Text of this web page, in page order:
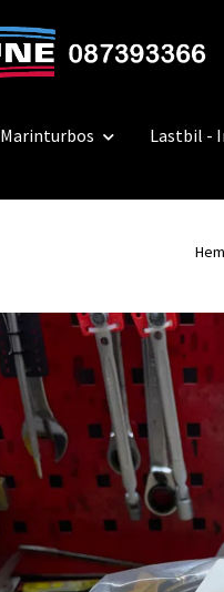
Marinturbos Lastbil -
Hem